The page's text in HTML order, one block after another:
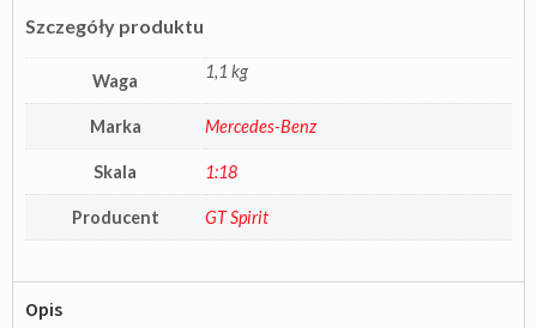
Szczegóły produktu
Waga 1,1 kg
Marka Mercedes-Benz
Skala 1:18
Producent GT Spirit
Opis